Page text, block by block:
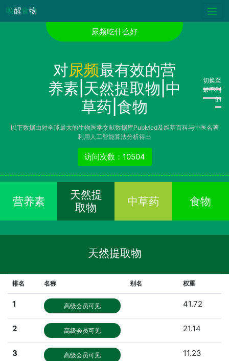
唤醒食物
尿频吃什么好
对尿频最有效的营
养素|天然提取物|中
草药|食物
切换至
最不利
的
以下数据由对全球最大的生物医学文献数据库PubMed及维基百科与中医名著
利用人工智能算法分析得出
访问次数：10504
营养素
天然提
取物
中草药 食物
天然提取物
排名 名称 别名 权重
1 高级会员可见 41.72
2 高级会员可见 21.14
3 高级会员可见 11.23